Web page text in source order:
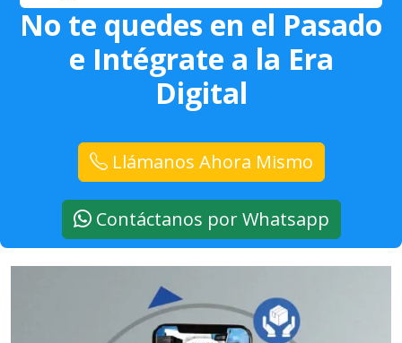
No te quedes en el Pasado
e Intégrate a la Era
Digital
Llámanos Ahora Mismo
Contáctanos por Whatsapp